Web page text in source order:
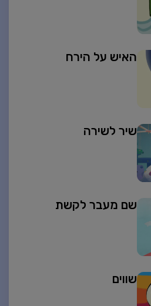
האיש על הירח
שיר לשירה
שם מעבר לקשת
שווים